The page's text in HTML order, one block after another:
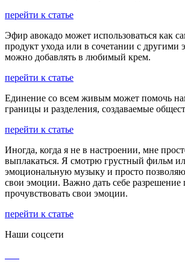
перейти к статье
Эфир авокадо может использоваться как
продукт ухода или в сочетании с другими
можно добавлять в любимый крем.
перейти к статье
Единение со всем живым может помочь
границы и разделения, создаваемые
перейти к статье
Иногда, когда я не в настроении, мне
выплакаться. Я смотрю грустный фильм
эмоциональную музыку и просто позволяю
свои эмоции. Важно дать себе разрешение
прочувствовать свои эмоции.
перейти к статье
Наши соцсети